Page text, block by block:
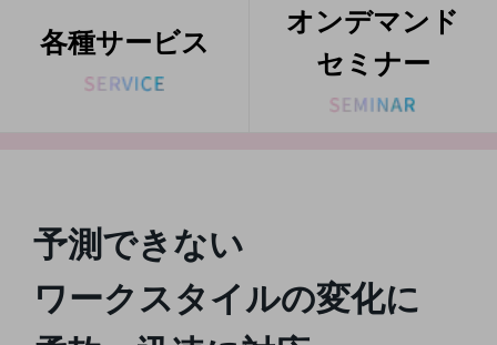
災害対策・BCP
課題・ニーズで探す
課題・ニーズで探すTOP
災害対策
職場環境整備
各種サービス
オンデマンド
セミナー
予測できない
ワークスタイルの変化に